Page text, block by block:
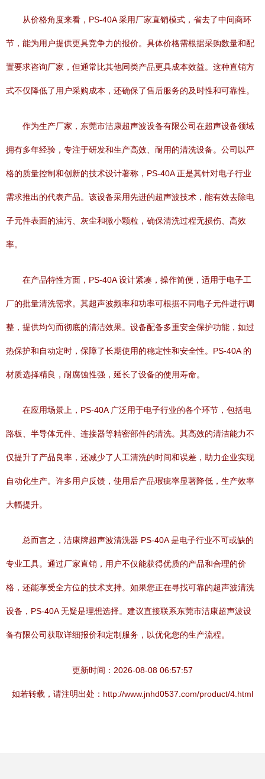
从价格角度来看，PS-40A 采用厂家直销模式，省去了中间商环
节，能为用户提供更具竞争力的报价。具体价格需根据采购数量和配
置要求咨询厂家，但通常比其他同类产品更具成本效益。这种直销方
式不仅降低了用户采购成本，还确保了售后服务的及时性和可靠性。
作为生产厂家，东莞市洁康超声波设备有限公司在超声设备领域
拥有多年经验，专注于研发和生产高效、耐用的清洗设备。公司以严
格的质量控制和创新的技术设计著称，PS-40A 正是其针对电子行业
需求推出的代表产品。该设备采用先进的超声波技术，能有效去除电
子元件表面的油污、灰尘和微小颗粒，确保清洗过程无损伤、高效
率。
在产品特性方面，PS-40A 设计紧凑，操作简便，适用于电子工
厂的批量清洗需求。其超声波频率和功率可根据不同电子元件进行调
整，提供均匀而彻底的清洁效果。设备配备多重安全保护功能，如过
热保护和自动定时，保障了长期使用的稳定性和安全性。PS-40A 的
材质选择精良，耐腐蚀性强，延长了设备的使用寿命。
在应用场景上，PS-40A 广泛用于电子行业的各个环节，包括电
路板、半导体元件、连接器等精密部件的清洗。其高效的清洁能力不
仅提升了产品良率，还减少了人工清洗的时间和误差，助力企业实现
自动化生产。许多用户反馈，使用后产品瑕疵率显著降低，生产效率
大幅提升。
总而言之，洁康牌超声波清洗器 PS-40A 是电子行业不可或缺的
专业工具。通过厂家直销，用户不仅能获得优质的产品和合理的价
格，还能享受全方位的技术支持。如果您正在寻找可靠的超声波清洗
设备，PS-40A 无疑是理想选择。建议直接联系东莞市洁康超声波设
备有限公司获取详细报价和定制服务，以优化您的生产流程。
更新时间：2026-08-08 06:57:57
如若转载，请注明出处：http://www.jnhd0537.com/product/4.html